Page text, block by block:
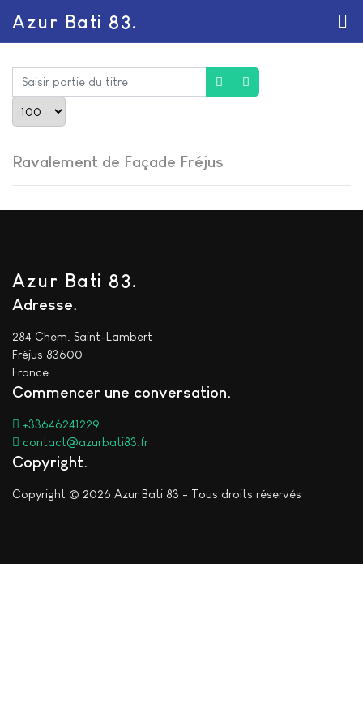
Azur Bati 83.
Saisir partie du titre
Ravalement de Façade Fréjus
Azur Bati 83.
Adresse
284 Chem. Saint-Lambert
Fréjus 83600
France
Commencer une conversation
+33646241229
contact@azurbati83.fr
Copyright
Copyright © 2026 Azur Bati 83 - Tous droits réservés